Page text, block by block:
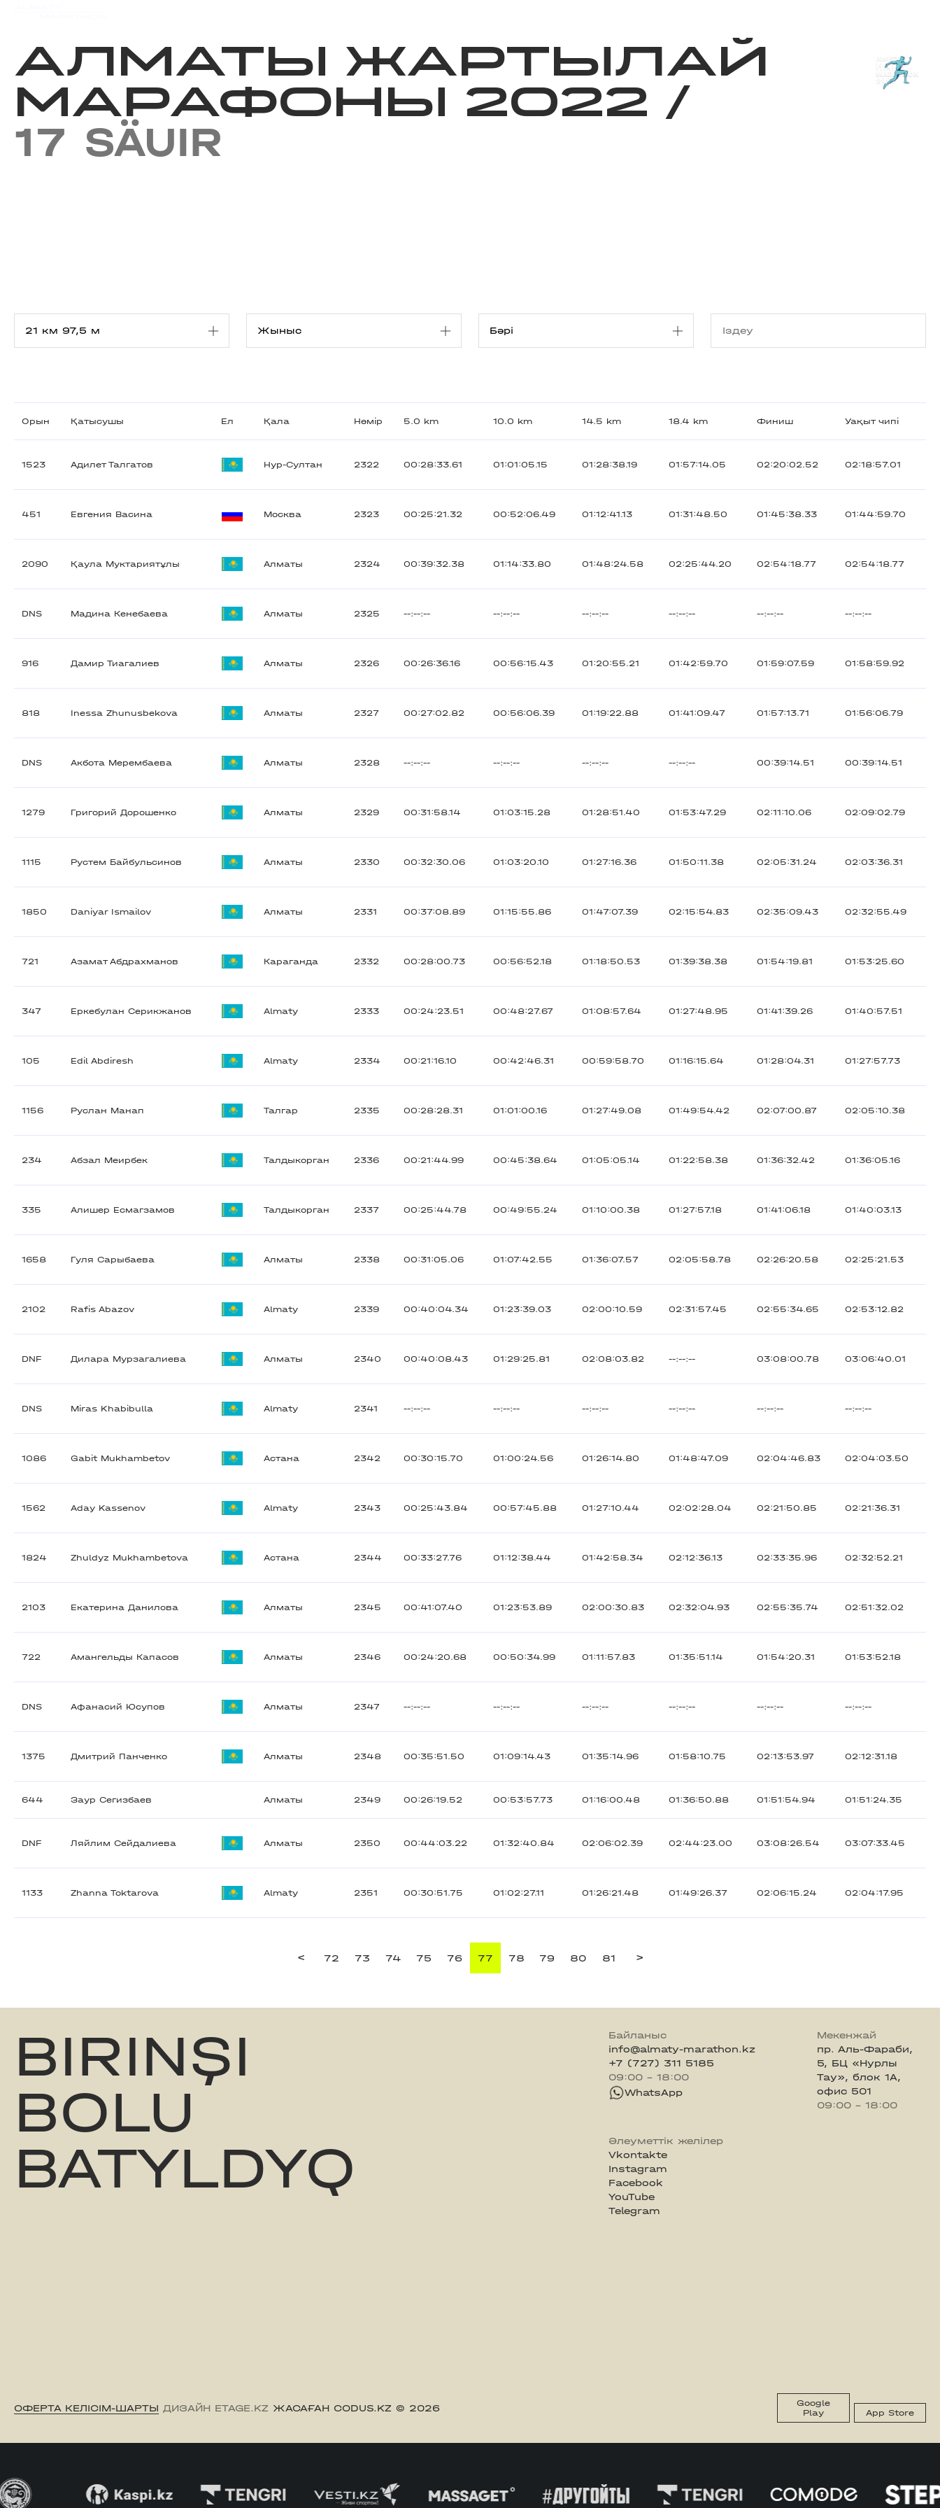
АЛМАТЫ ЖАРТЫЛАЙ
МАРАФОНЫ 2022 /
17 SÄUIR
Орын Қатысушы Ел Қала Нөмір 5.0 km 10.0 km 14.5 km 18.4 km Финиш Уақыт чипі
1523 Адилет Талгатов Нур-Султан 2322 00:28:33.61 01:01:05.15 01:28:38.19 01:57:14.05 02:20:02.52 02:18:57.01
451 Евгения Васина Москва 2323 00:25:21.32 00:52:06.49 01:12:41.13 01:31:48.50 01:45:38.33 01:44:59.70
2090 Қаула Муктариятұлы Алматы 2324 00:39:32.38 01:14:33.80 01:48:24.58 02:25:44.20 02:54:18.77 02:54:18.77
DNS Мадина Кенебаева Алматы 2325 --:--:-- --:--:-- --:--:-- --:--:-- --:--:-- --:--:--
916 Дамир Тиагалиев Алматы 2326 00:26:36.16 00:56:15.43 01:20:55.21 01:42:59.70 01:59:07.59 01:58:59.92
818 Inessa Zhunusbekova Алматы 2327 00:27:02.82 00:56:06.39 01:19:22.88 01:41:09.47 01:57:13.71 01:56:06.79
DNS Акбота Мерембаева Алматы 2328 --:--:-- --:--:-- --:--:-- --:--:-- 00:39:14.51 00:39:14.51
1279 Григорий Дорошенко Алматы 2329 00:31:58.14 01:03:15.28 01:28:51.40 01:53:47.29 02:11:10.06 02:09:02.79
1115 Рустем Байбульсинов Алматы 2330 00:32:30.06 01:03:20.10 01:27:16.36 01:50:11.38 02:05:31.24 02:03:36.31
1850 Daniyar Ismailov Алматы 2331 00:37:08.89 01:15:55.86 01:47:07.39 02:15:54.83 02:35:09.43 02:32:55.49
721 Азамат Абдрахманов Караганда 2332 00:28:00.73 00:56:52.18 01:18:50.53 01:39:38.38 01:54:19.81 01:53:25.60
347 Еркебулан Серикжанов Almaty 2333 00:24:23.51 00:48:27.67 01:08:57.64 01:27:48.95 01:41:39.26 01:40:57.51
105 Edil Abdiresh Almaty 2334 00:21:16.10 00:42:46.31 00:59:58.70 01:16:15.64 01:28:04.31 01:27:57.73
1156 Руслан Манап Талгар 2335 00:28:28.31 01:01:00.16 01:27:49.08 01:49:54.42 02:07:00.87 02:05:10.38
234 Абзал Меирбек Талдыкорган 2336 00:21:44.99 00:45:38.64 01:05:05.14 01:22:58.38 01:36:32.42 01:36:05.16
335 Алишер Есмагзамов Талдыкорган 2337 00:25:44.78 00:49:55.24 01:10:00.38 01:27:57.18 01:41:06.18 01:40:03.13
1658 Гуля Сарыбаева Алматы 2338 00:31:05.06 01:07:42.55 01:36:07.57 02:05:58.78 02:26:20.58 02:25:21.53
2102 Rafis Abazov Almaty 2339 00:40:04.34 01:23:39.03 02:00:10.59 02:31:57.45 02:55:34.65 02:53:12.82
DNF Дилара Мурзагалиева Алматы 2340 00:40:08.43 01:29:25.81 02:08:03.82 --:--:-- 03:08:00.78 03:06:40.01
DNS Miras Khabibulla Almaty 2341 --:--:-- --:--:-- --:--:-- --:--:-- --:--:-- --:--:--
1086 Gabit Mukhambetov Астана 2342 00:30:15.70 01:00:24.56 01:26:14.80 01:48:47.09 02:04:46.83 02:04:03.50
1562 Aday Kassenov Almaty 2343 00:25:43.84 00:57:45.88 01:27:10.44 02:02:28.04 02:21:50.85 02:21:36.31
1824 Zhuldyz Mukhambetova Астана 2344 00:33:27.76 01:12:38.44 01:42:58.34 02:12:36.13 02:33:35.96 02:32:52.21
2103 Екатерина Данилова Алматы 2345 00:41:07.40 01:23:53.89 02:00:30.83 02:32:04.93 02:55:35.74 02:51:32.02
722 Амангельды Капасов Алматы 2346 00:24:20.68 00:50:34.99 01:11:57.83 01:35:51.14 01:54:20.31 01:53:52.18
DNS Афанасий Юсупов Алматы 2347 --:--:-- --:--:-- --:--:-- --:--:-- --:--:-- --:--:--
1375 Дмитрий Панченко Алматы 2348 00:35:51.50 01:09:14.43 01:35:14.96 01:58:10.75 02:13:53.97 02:12:31.18
644 Заур Сегизбаев Алматы 2349 00:26:19.52 00:53:57.73 01:16:00.48 01:36:50.88 01:51:54.94 01:51:24.35
DNF Ляйлим Сейдалиева Алматы 2350 00:44:03.22 01:32:40.84 02:06:02.39 02:44:23.00 03:08:26.54 03:07:33.45
1133 Zhanna Toktarova Almaty 2351 00:30:51.75 01:02:27.11 01:26:21.48 01:49:26.37 02:06:15.24 02:04:17.95
< 72 73 74 75 76 77 78 79 80 81 >
BIRINŞI
BOLU
BATYLDYQ
Байланыс
info@almaty-marathon.kz
+7 (727) 311 5185
09:00 - 18:00
WhatsApp
Мекенжай
пр. Аль-Фараби,
5, БЦ «Нурлы
Тау», блок 1А,
офис 501
09:00 - 18:00
Әлеуметтік желілер
Vkontakte
Instagram
Facebook
YouTube
Telegram
ОФЕРТА КЕЛІСІМ-ШАРТЫ ДИЗАЙН ETAGE.KZ ЖАСАҒАН CODUS.KZ © 2026
Google
Play
App Store